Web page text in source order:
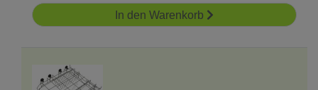
In den Warenkorb